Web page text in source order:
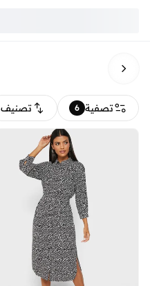
تصفية 6 تصنيف